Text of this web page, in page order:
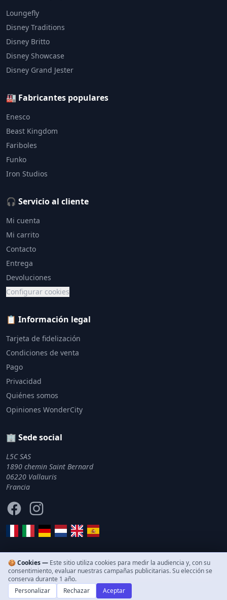
Loungefly
Disney Traditions
Disney Britto
Disney Showcase
Disney Grand Jester
🏭 Fabricantes populares
Enesco
Beast Kingdom
Fariboles
Funko
Iron Studios
🎧 Servicio al cliente
Mi cuenta
Mi carrito
Contacto
Entrega
Devoluciones
Configurar cookies
📋 Información legal
Tarjeta de fidelización
Condiciones de venta
Pago
Privacidad
Quiénes somos
Opiniones WonderCity
🏢 Sede social
L5C SAS
1890 chemin Saint Bernard
06220 Vallauris
Francia
FacebookInstagram
© 2011–2026 WonderCity. Todos los derechos reservados.
🍪 Cookies — Este sitio utiliza cookies para medir la audiencia y, con su
consentimiento, evaluar nuestras campañas publicitarias. Su elección se
conserva durante 1 año.
Personalizar
Rechazar Aceptar